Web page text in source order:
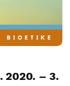
2020. – 3.